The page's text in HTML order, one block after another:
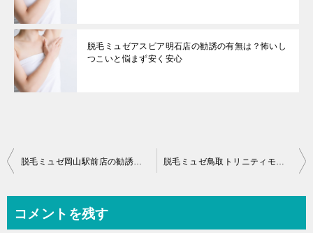
脱毛ミュゼアスピア明石店の勧誘の有無は？怖いし
つこいと悩まず安く安心
投
ビ
コメントを残す